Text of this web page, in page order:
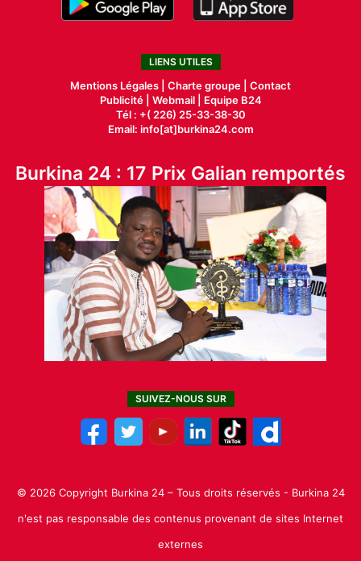
LIENS UTILES
Mentions Légales | Charte groupe | Contact
Publicité| Webmail |
Equipe B24
Tél : +( 226) 25-33-38-30
Email: info[at]burkina24.com
Burkina 24 : 17 Prix Galian remportés
SUIVEZ-NOUS SUR
© 2026 Copyright Burkina 24 – Tous droits réservés - Burkina 24
n'est pas responsable des contenus provenant de sites Internet
externes